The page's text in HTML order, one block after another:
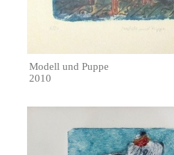
Modell und Puppe
2010